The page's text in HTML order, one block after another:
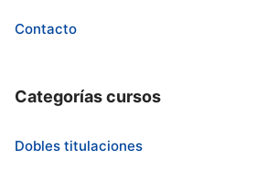
Contacto
Categorías cursos
Dobles titulaciones